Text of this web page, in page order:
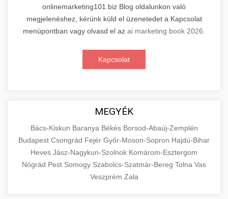
onlinemarketing101.biz Blog oldalunkon való
megjelenéshez, kérünk küld el üzenetedet a Kapcsolat
menüpontban vagy olvasd el az ai marketing book 2026
Kapcsolat
MEGYÉK
Bács-Kiskun Baranya Békés Borsod-Abaúj-Zemplén
Budapest Csongrád Fejér Győr-Moson-Sopron Hajdú-Bihar
Heves Jász-Nagykun-Szolnok Komárom-Esztergom
Nógrád Pest Somogy Szabolcs-Szatmár-Bereg Tolna Vas
Veszprém Zala